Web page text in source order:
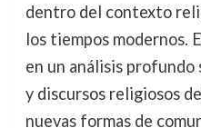
dentro del contexto
los tiempos modernos.
en un análisis profundo
y discursos religiosos
nuevas formas de